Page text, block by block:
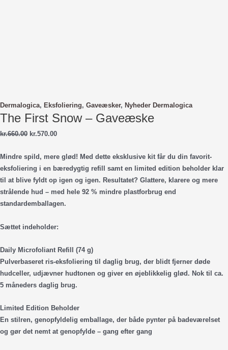
Dermalogica, Eksfoliering, Gaveæsker, Nyheder Dermalogica
The First Snow – Gaveæske
kr.660.00 Den
pris
var:
kr.660.00.
kr.570.00Den
pris
er:
kr.570.00.
Mindre spild, mere glød! Med dette eksklusive kit får du din favorit-
eksfoliering i en bæredygtig refill samt en limited edition beholder klar
til at blive fyldt op igen og igen. Resultatet? Glattere, klarere og mere
strålende hud – med hele 92 % mindre plastforbrug end
standardemballagen.
Sættet indeholder:
Daily Microfoliant Refill (74 g)
Pulverbaseret ris-eksfoliering til daglig brug, der blidt fjerner døde
hudceller, udjævner hudtonen og giver en øjeblikkelig glød. Nok til ca.
5 måneders daglig brug.
Limited Edition Beholder
En stilren, genopfyldelig emballage, der både pynter på badeværelset
og gør det nemt at genopfylde – gang efter gang